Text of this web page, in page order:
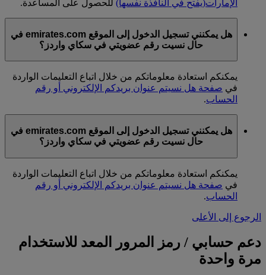
الإمارات(يفتح في النافذة نفسها) للحصول على المساعدة.
هل يمكنني تسجيل الدخول إلى الموقع emirates.com في
حال نسيت رقم عضويتي في سكاي واردز؟
يمكنكم استعادة معلوماتكم من خلال اتباع التعليمات الواردة
في صفحة هل نسيتم عنوان بريدكم الإلكتروني أو رقم
الحساب.
هل يمكنني تسجيل الدخول إلى الموقع emirates.com في
حال نسيت رقم عضويتي في سكاي واردز؟
يمكنكم استعادة معلوماتكم من خلال اتباع التعليمات الواردة
في صفحة هل نسيتم عنوان بريدكم الإلكتروني أو رقم
الحساب.
الرجوع إلى الأعلى
دعم حسابي / رمز المرور المعد للاستخدام
مرة واحدة